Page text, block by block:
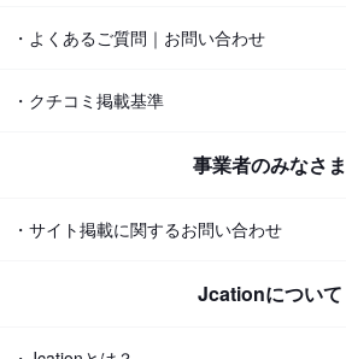
・よくあるご質問｜お問い合わせ
・クチコミ掲載基準
事業者のみなさま
・サイト掲載に関するお問い合わせ
Jcationについて